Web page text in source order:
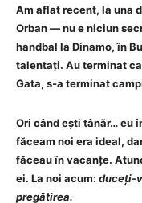
Am aflat recent, la una
Orban — nu e niciun
handbal la Dinamo, în
talentați. Au terminat
Gata, s‑a terminat
Ori când ești tânăr… eu
făceam noi era ideal,
făceau în vacanțe.
ei. La noi acum:
pregătirea.